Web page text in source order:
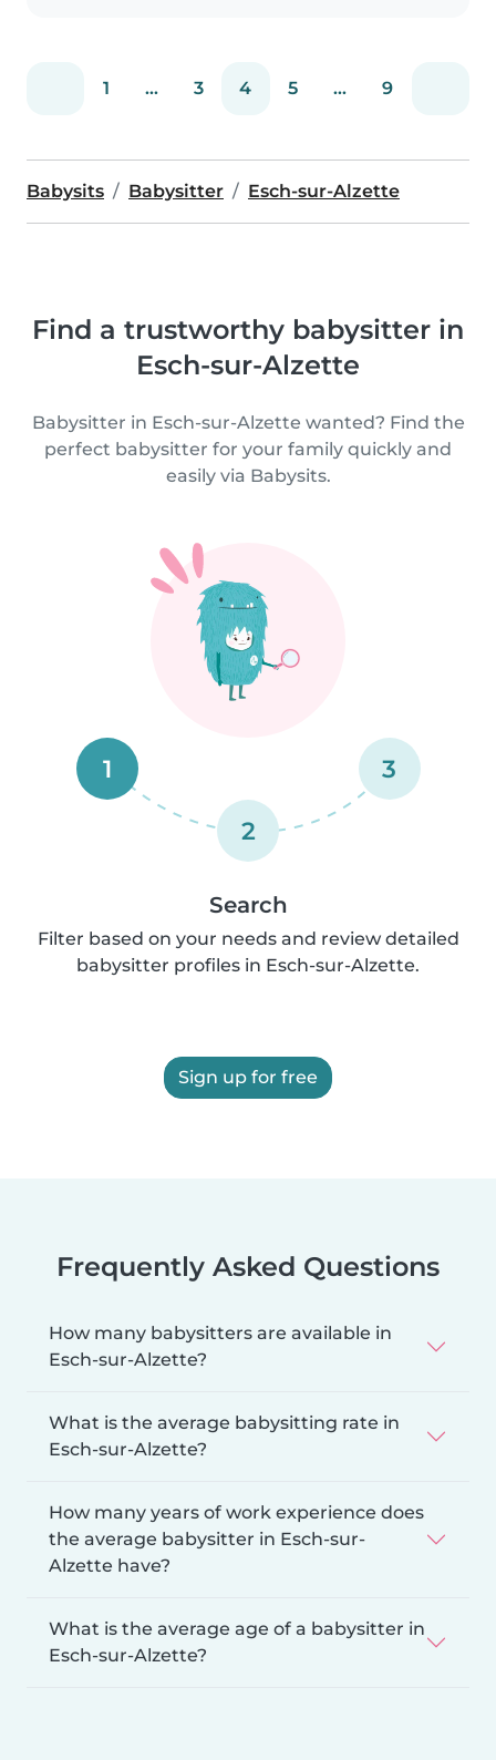
1 ... 3 4 5 ... 9
Babysits Babysitter Esch-sur-Alzette
Find a trustworthy babysitter in
Esch-sur-Alzette
Babysitter in Esch-sur-Alzette wanted? Find the
perfect babysitter for your family quickly and
easily via Babysits.
1
2
3
Search
Filter based on your needs and review detailed
babysitter profiles in Esch-sur-Alzette.
Sign up for free
Frequently Asked Questions
How many babysitters are available in
Esch-sur-Alzette?
What is the average babysitting rate in
Esch-sur-Alzette?
How many years of work experience does
the average babysitter in Esch-sur-
Alzette have?
What is the average age of a babysitter in
Esch-sur-Alzette?